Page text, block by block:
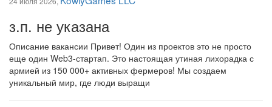
з.п. не указана
Описание вакансии Привет! Один из проектов это не просто
еще один Web3-стартап. Это настоящая утиная лихорадка с
армией из 150 000+ активных фермеров! Мы создаем
уникальный мир, где люди выращи